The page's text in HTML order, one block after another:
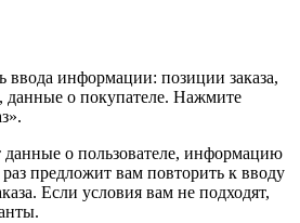
ввода информации: позиции заказа,
данные о покупателе. Нажмите
о пользователе, информацию
предложит вам повторить к вводу
Если условия вам не подходят,